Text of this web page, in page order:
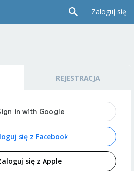
Zaloguj się
REJESTRACJA
się z Facebook
się z Apple